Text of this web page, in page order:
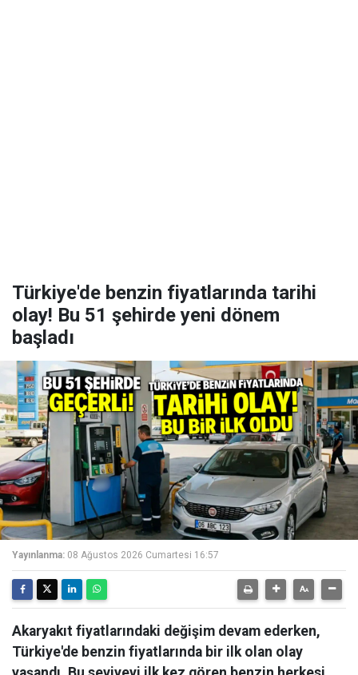
Türkiye'de benzin fiyatlarında tarihi
olay! Bu 51 şehirde yeni dönem
başladı
Yayınlanma: 08 Ağustos 2026 Cumartesi 16:57
Akaryakıt fiyatlarındaki değişim devam ederken,
Türkiye'de benzin fiyatlarında bir ilk olan olay